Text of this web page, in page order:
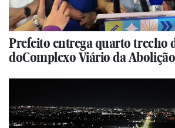
Prefeito entrega quarto trecho
doComplexo Viário da Abolição